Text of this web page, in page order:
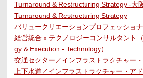
Turnaround & Restructuring Strategy -大
Turnaround & Restructuring Strategy
バリュークリエーションプロフェッショ
経営統合 x テクノロジーコンサルタント
gy & Execution - Technology）
交通セクター／インフラストラクチャー
上下水道／インフラストラクチャー・ア